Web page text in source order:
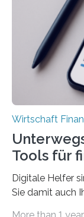
können.
einmal die
Wirtschaft
Tools für
Digitale Helfer
Sie damit auch